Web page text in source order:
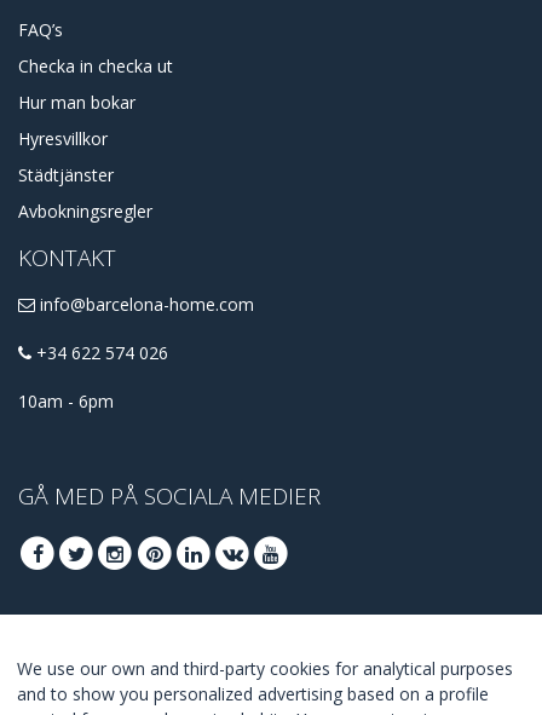
FAQ’s
Checka in checka ut
Hur man bokar
Hyresvillkor
Städtjänster
Avbokningsregler
KONTAKT
info@barcelona-home.com
+34 622 574 026
10am - 6pm
GÅ MED PÅ SOCIALA MEDIER
ERBJUDANDENA
We use our own and third-party cookies for analytical purposes
and to show you personalized advertising based on a profile